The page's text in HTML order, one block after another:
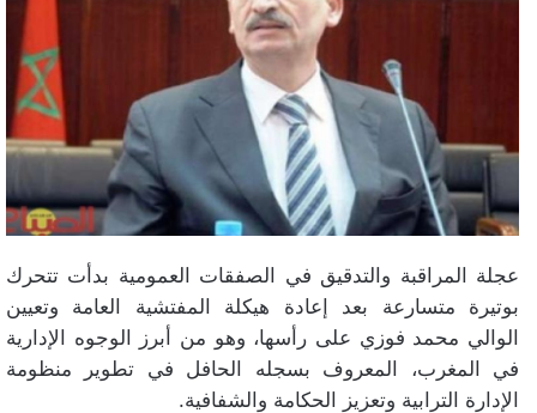
عجلة المراقبة والتدقيق في الصفقات العمومية بدأت تتحرك
بوتيرة متسارعة بعد إعادة هيكلة المفتشية العامة وتعيين
الوالي محمد فوزي على رأسها، وهو من أبرز الوجوه الإدارية
في المغرب، المعروف بسجله الحافل في تطوير منظومة
الإدارة الترابية وتعزيز الحكامة والشفافية.